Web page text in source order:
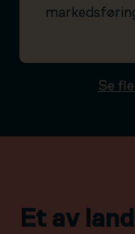
Se
Et av